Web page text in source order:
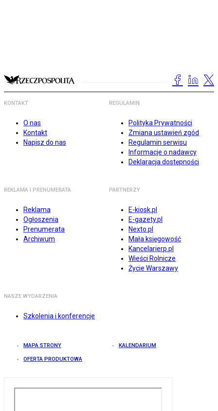
KONTAKT
O nas
Kontakt
Napisz do nas
REGULAMIN
Polityka Prywatności
Zmiana ustawień zgód
Regulamin serwisu
Informacje o nadawcy
Deklaracja dostępności
REKLAMA I PRENUMERATA
Reklama
Ogłoszenia
Prenumerata
Archiwum
PARTNERZY
E-kiosk.pl
E-gazety.pl
Nexto.pl
Mała księgowość
Kancelarierp.pl
Wieści Rolnicze
Życie Warszawy
NASZE WYDARZENIA
Szkolenia i konferencje
MAPA STRONY KALENDARIUM
OFERTA PRODUKTOWA